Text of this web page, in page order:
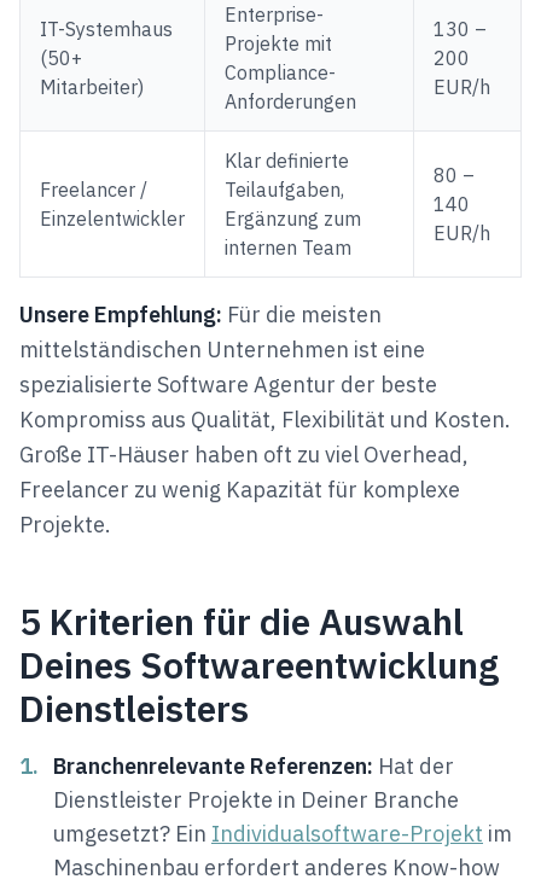
IT-Systemhaus
(50+
Mitarbeiter)
Enterprise-
Projekte mit
Compliance-
Anforderungen
130 –
200
EUR/h
Freelancer /
Einzelentwickler
Klar definierte
Teilaufgaben,
Ergänzung zum
internen Team
80 –
140
EUR/h
Unsere Empfehlung: Für die meisten
mittelständischen Unternehmen ist eine
spezialisierte Software Agentur der beste
Kompromiss aus Qualität, Flexibilität und Kosten.
Große IT-Häuser haben oft zu viel Overhead,
Freelancer zu wenig Kapazität für komplexe
Projekte.
5 Kriterien für die Auswahl
Deines Softwareentwicklung
Dienstleisters
1. Branchenrelevante Referenzen: Hat der
Dienstleister Projekte in Deiner Branche
umgesetzt? Ein Individualsoftware-Projekt im
Maschinenbau erfordert anderes Know-how